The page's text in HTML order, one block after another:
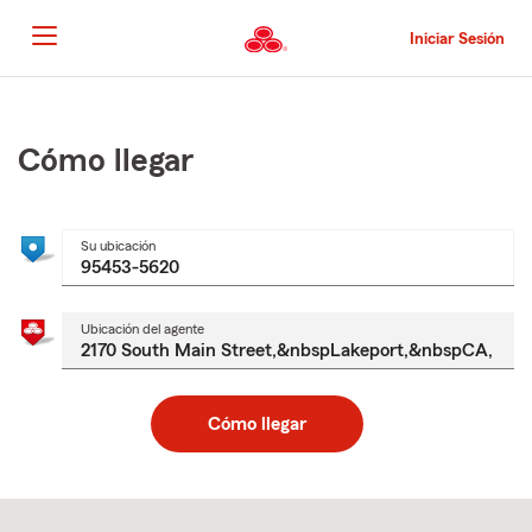
al
contenido
principal
Iniciar Sesión
principal
Cómo llegar
Su ubicación
Ubicación del agente
Cómo llegar
to